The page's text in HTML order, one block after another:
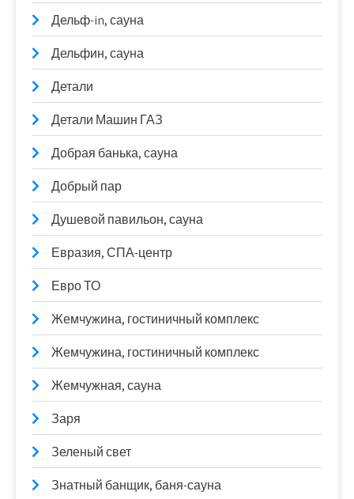
Дельф-in, сауна
Дельфин, сауна
Детали
Детали Машин ГАЗ
Добрая банька, сауна
Добрый пар
Душевой павильон, сауна
Евразия, СПА-центр
Евро ТО
Жемчужина, гостиничный комплекс
Жемчужина, гостиничный комплекс
Жемчужная, сауна
Заря
Зеленый свет
Знатный банщик, баня-сауна